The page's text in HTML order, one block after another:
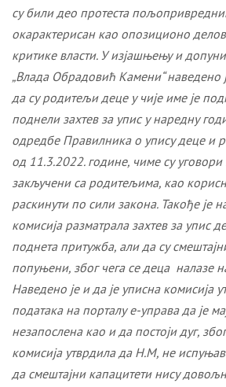
су били део протеста
окарактерисан као опозиционо
критике власти. У изјашњењу и
„Влада Обрадовић Камени“ наведено
да су родитељи деце у чије име је
поднели захтев за упис у наредну
одредбе Правилника о упису деце и
од 11.3.2022. године, чиме су уговори
закључени са родитељима, као
раскинути по сили закона. Такође је
комисија разматрала захтев за упис
поднета притужба, али да су
попуњени, због чега се деца налазе
Наведено је и да је уписна комисија
података на порталу е-управа да је
незапослена као и да постоји дуг,
комисија утврдила да Н.М, не
да смештајни капацитети нису